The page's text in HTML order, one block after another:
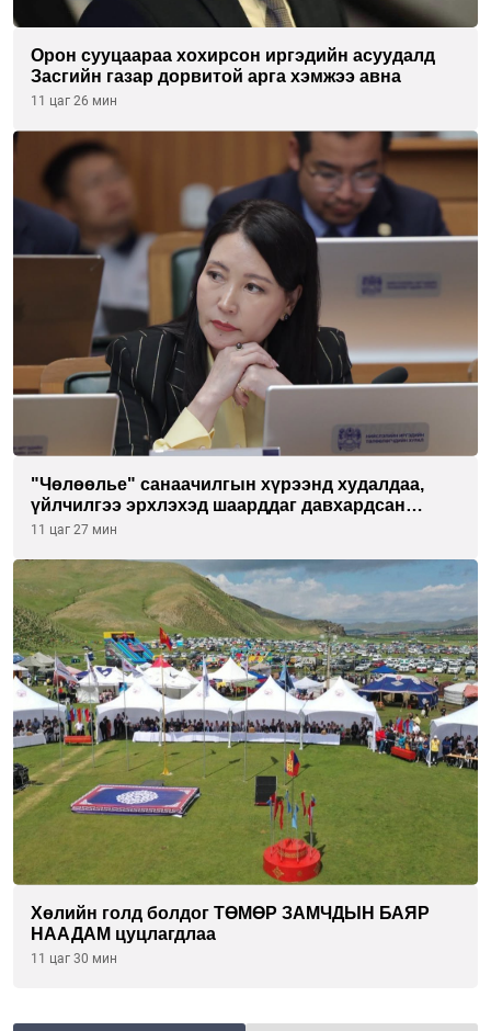
Орон сууцаараа хохирсон иргэдийн асуудалд
Засгийн газар дорвитой арга хэмжээ авна
11 цаг 26 мин
"Чөлөөлье" санаачилгын хүрээнд худалдаа,
үйлчилгээ эрхлэхэд шаарддаг давхардсан
бүртгэлийг хүчингүй болгох тогтоолын төслийг
11 цаг 27 мин
Хөлийн голд болдог ТӨМӨР ЗАМЧДЫН БАЯР
НААДАМ цуцлагдлаа
11 цаг 30 мин